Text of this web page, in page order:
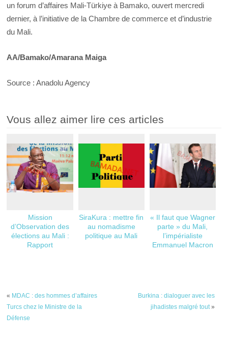
un forum d’affaires Mali-Türkiye à Bamako, ouvert mercredi
dernier, à l’initiative de la Chambre de commerce et d’industrie
du Mali.
AA/Bamako/Amarana Maiga
Source : Anadolu Agency
Vous allez aimer lire ces articles
Mission
d’Observation des
élections au Mali :
Rapport
SiraKura : mettre fin
au nomadisme
politique au Mali
« Il faut que Wagner
parte » du Mali,
l’impérialiste
Emmanuel Macron
« MDAC : des hommes d’affaires
Turcs chez le Ministre de la
Défense
Burkina : dialoguer avec les
jihadistes malgré tout»